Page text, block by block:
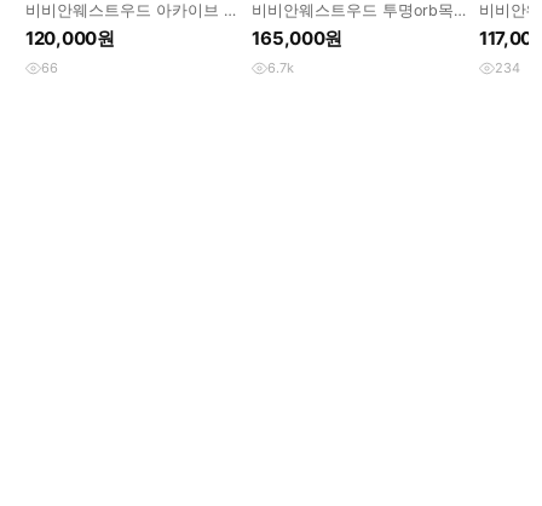
비비안웨스트우드 아카이브 투
명 크리스탈 orb 팬던트 목걸
120,000원
66
비비안웨스트우드 투명orb목
걸이
165,000원
6.7k
비비안
트
234